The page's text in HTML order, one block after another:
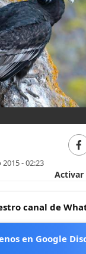
- 02:23
Activar
canal de
en Google